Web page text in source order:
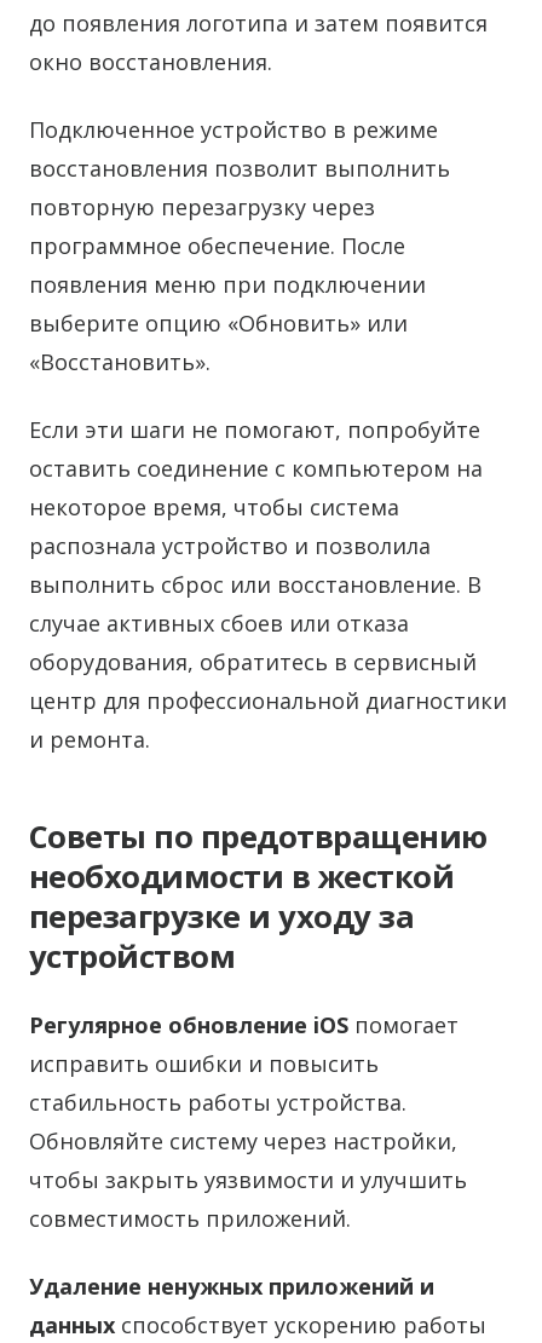
до появления логотипа и затем появится
окно восстановления.
Подключенное устройство в режиме
восстановления позволит выполнить
повторную перезагрузку через
программное обеспечение. После
появления меню при подключении
выберите опцию «Обновить» или
«Восстановить».
Если эти шаги не помогают, попробуйте
оставить соединение с компьютером на
некоторое время, чтобы система
распознала устройство и позволила
выполнить сброс или восстановление. В
случае активных сбоев или отказа
оборудования, обратитесь в сервисный
центр для профессиональной диагностики
и ремонта.
Советы по предотвращению
необходимости в жесткой
перезагрузке и уходу за
устройством
Регулярное обновление iOS помогает
исправить ошибки и повысить
стабильность работы устройства.
Обновляйте систему через настройки,
чтобы закрыть уязвимости и улучшить
совместимость приложений.
Удаление ненужных приложений и
данных способствует ускорению работы